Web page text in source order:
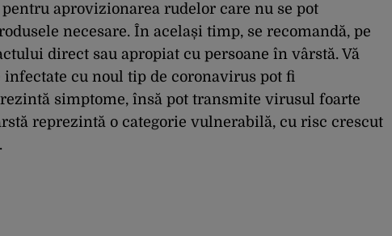
pentru aprovizionarea rudelor care nu se pot
necesare. În același timp, se recomandă, pe
direct sau apropiat cu persoane în vârstă. Vă
cu noul tip de coronavirus pot fi
simptome, însă pot transmite virusul foarte
reprezintă o categorie vulnerabilă, cu risc crescut